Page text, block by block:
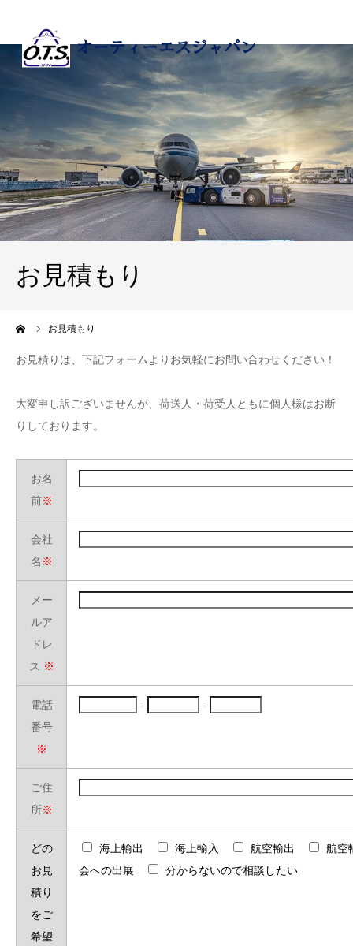
お見積もり
お見積もり
お見積りは、下記フォームよりお気軽にお問い合わせください！
大変申し訳ございませんが、荷送人・荷受人ともに個人様はお断
りしております。
お名
前※
会社
名 ※
メー
ルア
ドレ
ス ※
電話
番号
※
- -
ご住
所※
どの
お見
積り
をご
希望
海上輸出 海上輸入 航空輸出
航空
会への出展
分からないので相談したい